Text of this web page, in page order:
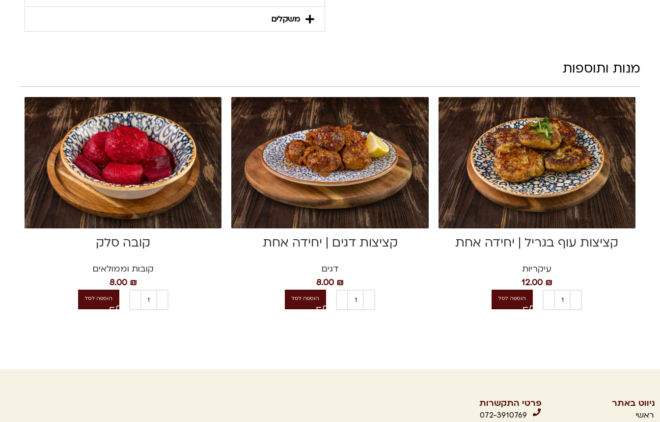
משקלים
מנות ותוספות
קציצות עוף בגריל | יחידה אחת
עיקריות
12.00 ₪
הוספה לסל
קציצות דגים | יחידה אחת
דגים
8.00 ₪
הוספה לסל
קובה סלק
קובות וממולאים
8.00 ₪
הוספה לסל
ניווט באתר
ראשי
פרטי התקשרות
072-3910769